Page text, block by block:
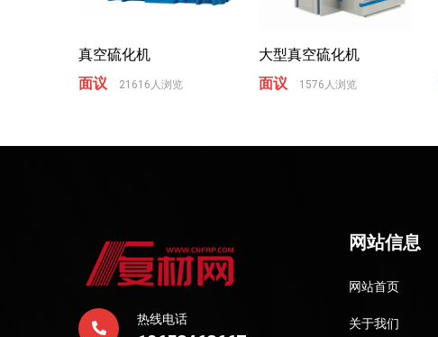
真空硫化机
面议
21616人浏览
大型真空硫化机
面议
1576人浏览
热线电话
网站信息
网站首页
关于我们